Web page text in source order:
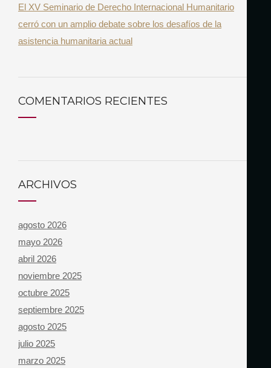
El XV Seminario de Derecho Internacional Humanitario
cerró con un amplio debate sobre los desafíos de la
asistencia humanitaria actual
COMENTARIOS RECIENTES
ARCHIVOS
agosto 2026
mayo 2026
abril 2026
noviembre 2025
octubre 2025
septiembre 2025
agosto 2025
julio 2025
marzo 2025